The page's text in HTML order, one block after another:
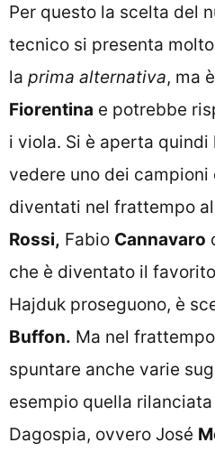
Per questo la scelta del
tecnico si presenta
la prima alternativa, ma
Fiorentina e potrebbe
i viola. Si è aperta
vedere uno dei campioni
diventati nel frattempo
Rossi, Fabio Cannavaro
che è diventato il
Hajduk proseguono, è
Buffon. Ma nel
spuntare anche varie
esempio quella
Dagospia, ovvero José